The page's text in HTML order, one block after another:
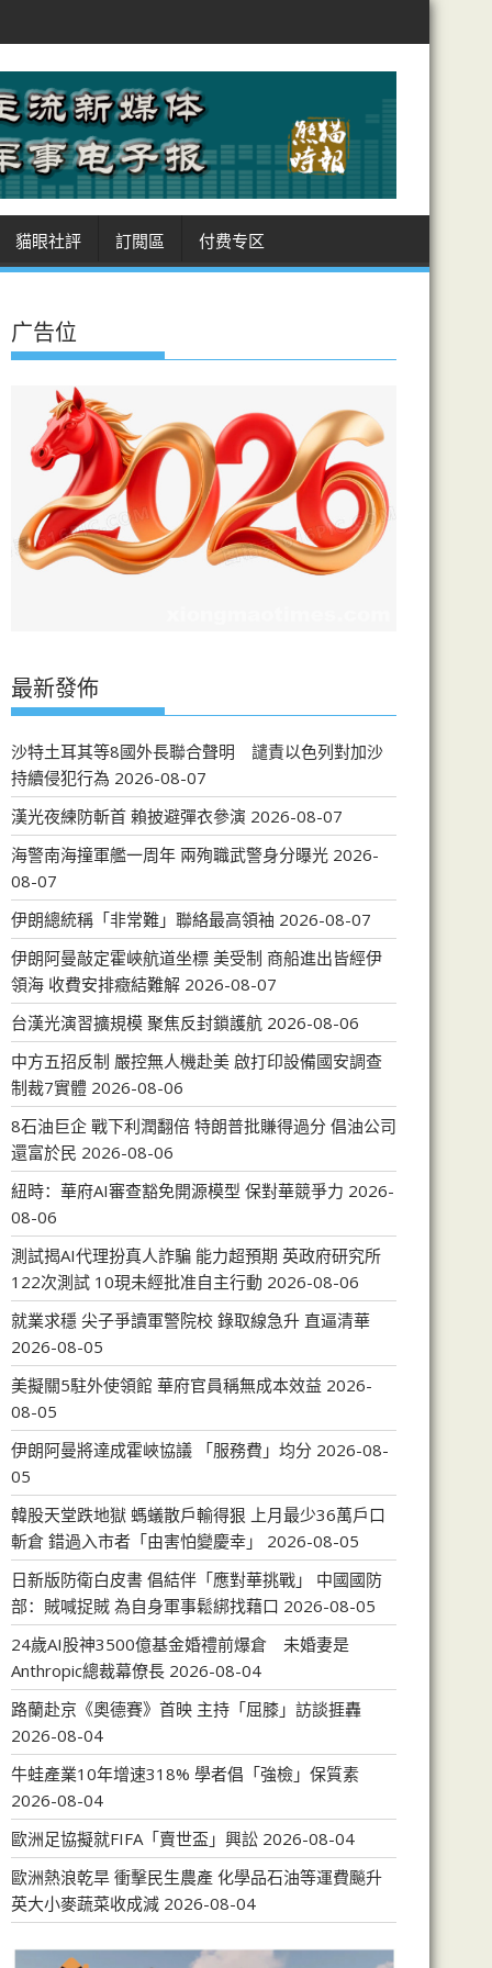
貓眼社評 訂閲區 付费专区
广告位
最新發佈
沙特土耳其等8國外長聯合聲明 譴責以色列對加沙
持續侵犯行為 2026-08-07
漢光夜練防斬首 賴披避彈衣參演 2026-08-07
海警南海撞軍艦一周年 兩殉職武警身分曝光 2026-
08-07
伊朗總統稱「非常難」聯絡最高領袖 2026-08-07
伊朗阿曼敲定霍峽航道坐標 美受制 商船進出皆經伊
領海 收費安排癥結難解 2026-08-07
台漢光演習擴規模 聚焦反封鎖護航 2026-08-06
中方五招反制 嚴控無人機赴美 啟打印設備國安調查
制裁7實體 2026-08-06
8石油巨企 戰下利潤翻倍 特朗普批賺得過分 倡油公司
還富於民 2026-08-06
紐時：華府AI審查豁免開源模型 保對華競爭力 2026-
08-06
測試揭AI代理扮真人詐騙 能力超預期 英政府研究所
122次測試 10現未經批准自主行動 2026-08-06
就業求穩 尖子爭讀軍警院校 錄取線急升 直逼清華
2026-08-05
美擬關5駐外使領館 華府官員稱無成本效益 2026-
08-05
伊朗阿曼將達成霍峽協議 「服務費」均分 2026-08-
05
韓股天堂跌地獄 螞蟻散戶輸得狠 上月最少36萬戶口
斬倉 錯過入市者「由害怕變慶幸」
2026-08-05
日新版防衛白皮書 倡結伴「應對華挑戰」 中國國防
部：賊喊捉賊 為自身軍事鬆綁找藉口 2026-08-05
24歲AI股神3500億基金婚禮前爆倉 未婚妻是
Anthropic總裁幕僚長 2026-08-04
路蘭赴京《奧德賽》首映 主持「屈膝」訪談捱轟
2026-08-04
牛蛙產業10年增速318% 學者倡「強檢」保質素
2026-08-04
歐洲足協擬就FIFA「賣世盃」興訟 2026-08-04
歐洲熱浪乾旱 衝擊民生農產 化學品石油等運費飈升
英大小麥蔬菜收成減 2026-08-04